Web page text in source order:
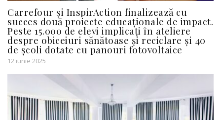
Carrefour și InspirAction finalizează cu
succes două proiecte educaționale de impact.
Peste 15.000 de elevi implicați în ateliere
despre obiceiuri sănătoase și reciclare și 40
de școli dotate cu panouri fotovoltaice
12 iunie 2025